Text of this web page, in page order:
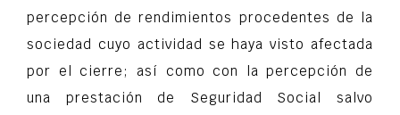
percepción de rendimientos procedentes de la
sociedad cuyo actividad se haya visto afectada
por el cierre; así como con la percepción de
una prestación de Seguridad Social salvo